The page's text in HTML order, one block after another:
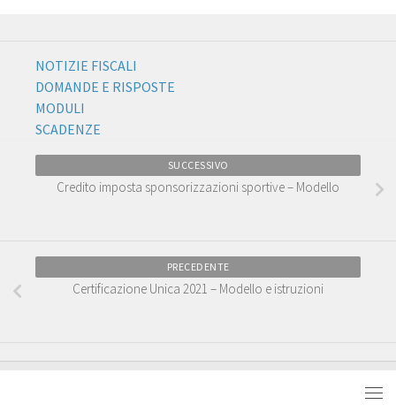
NOTIZIE FISCALI
DOMANDE E RISPOSTE
MODULI
SCADENZE
SUCCESSIVO
Credito imposta sponsorizzazioni sportive – Modello
PRECEDENTE
Certificazione Unica 2021 – Modello e istruzioni